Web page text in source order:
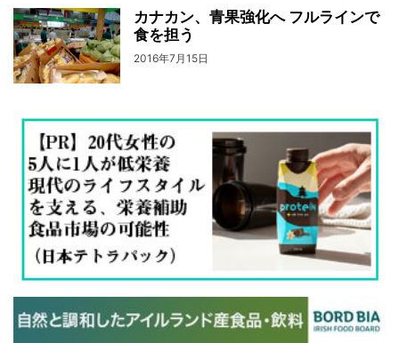
カナカン、青果強化へ フルラインで
食を担う
2016年7月15日